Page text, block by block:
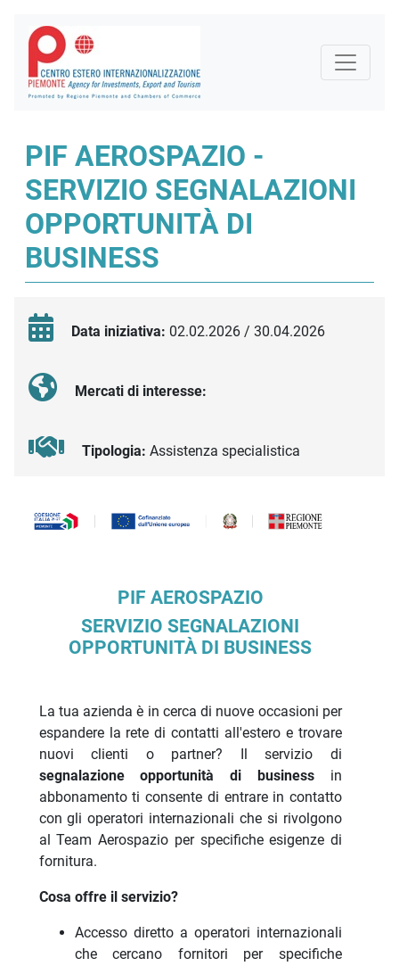
PIF AEROSPAZIO -
SERVIZIO SEGNALAZIONI
OPPORTUNITÀ DI
BUSINESS
Data iniziativa: 02.02.2026 / 30.04.2026
Mercati di interesse:
Tipologia: Assistenza specialistica
Descrizione iniziativa
PIF AEROSPAZIO
SERVIZIO SEGNALAZIONI
OPPORTUNITÀ DI BUSINESS
La tua azienda è in cerca di nuove occasioni per
espandere la rete di contatti all'estero e trovare
nuovi clienti o partner? Il servizio di
segnalazione opportunità di business in
abbonamento ti consente di entrare in contatto
con gli operatori internazionali che si rivolgono
al Team Aerospazio per specifiche esigenze di
fornitura.
Cosa offre il servizio?
Accesso diretto a operatori internazionali
che cercano fornitori per specifiche